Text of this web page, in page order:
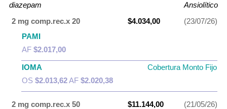
diazepam
Ansiolítico
2 mg comp.rec.x 20
$4.034,00
(23/07/26)
PAMI
AF $2.017,00
IOMA
Cobertura Monto Fijo
OS $2.013,62AF $2.020,38
2 mg comp.rec.x 50 $11.144,00
(21/05/26)